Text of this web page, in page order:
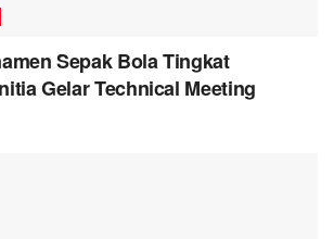
Sepak Bola Tingkat
Gelar Technical Meeting